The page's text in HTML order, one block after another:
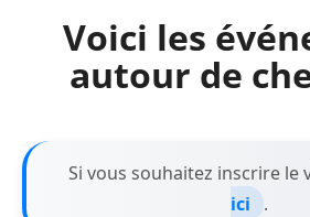
Voici les
autour de
Si vous souhaitez inscrire le
ici
.